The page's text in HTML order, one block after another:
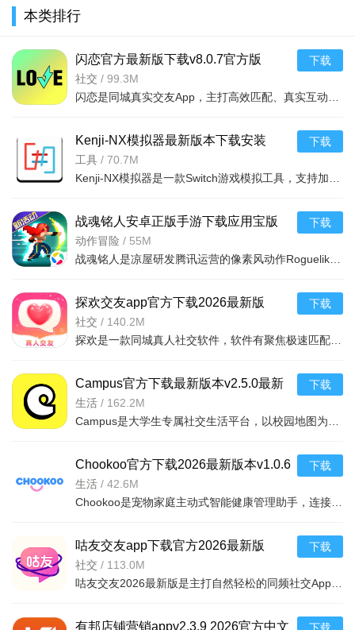
方版
本类排行
闪恋官方最新版下载v8.0.7官方版
社交 / 99.3M
下载
Kenji-NX模拟器最新版本下载安装
v2.0.5安卓版
工具 / 70.7M
下载
战魂铭人安卓正版手游下载应用宝版
v3.3.1最新版
动作冒险 / 55M
下载
探欢交友app官方下载2026最新版
v2.0.6安卓版
社交 / 140.2M
下载
Campus官方下载最新版本v2.5.0最新
版
生活 / 162.2M
下载
Chookoo官方下载2026最新版本v1.0.6
手机版
生活 / 42.6M
下载
咕友交友app下载官方2026最新版
v8.5.872安卓最新版
社交 / 113.0M
下载
有邦店铺营销appv2.3.9 2026官方中文